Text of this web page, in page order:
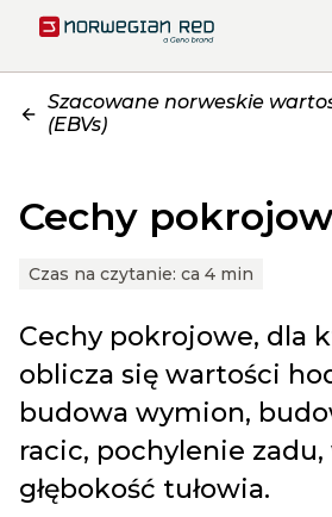
Szacowane norweskie
(EBVs)
Cechy
Czas na czytanie: ca 4 min
Cechy pokrojowe, dla
oblicza się wartości
budowa wymion,
racic, pochylenie zadu,
głębokość tułowia.